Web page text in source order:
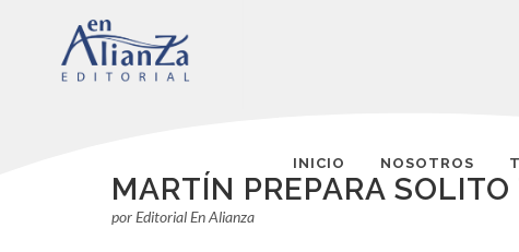
INICIO NOSOTROS
MARTÍN PREPARA SOLITO
por Editorial En Alianza